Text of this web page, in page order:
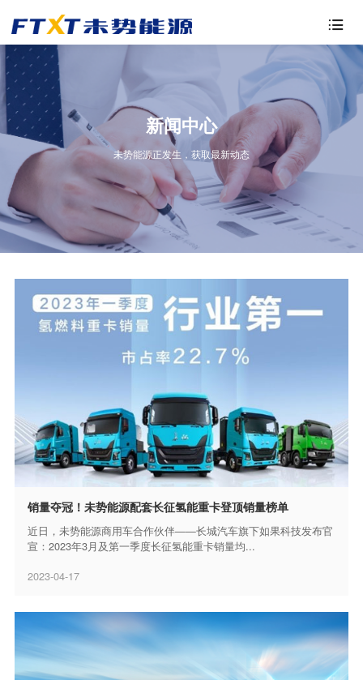

新闻中心
未势能源正发生，获取最新动态
销量夺冠！未势能源配套长征氢能重卡登顶销量榜单
近日，未势能源商用车合作伙伴——长城汽车旗下如果科技发布官
宣：2023年3月及第一季度长征氢能重卡销量均...
2023-04-17